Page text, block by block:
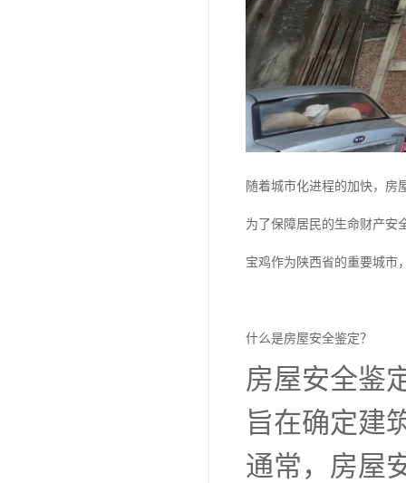
随着城市化进程的加快，房
为了保障居民的生命财产安
宝鸡作为陕西省的重要城市
什么是房屋安全鉴定？
房屋安全鉴
旨在确定建
通常，房屋